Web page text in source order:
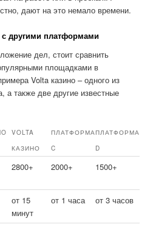
дают на это немало времени.
другими платформами
дел, стоит сравнить
площадками в
Volta казино – одного из
а также две другие известные
VOLTA
КАЗИНО
ПЛАТФОРМА
C
ПЛАТФОРМА
D
2800+ 2000+ 1500+
от 15
минут
от 1 часа от 3 часов